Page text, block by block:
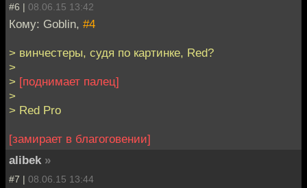
#6 | 08.06.15 13:42
Кому: Goblin, #4
> винчестеры, судя по картинке, Red?
>
> [поднимает палец]
>
> Red Pro
[замирает в благоговении]
alibek »
#7 | 08.06.15 13:44